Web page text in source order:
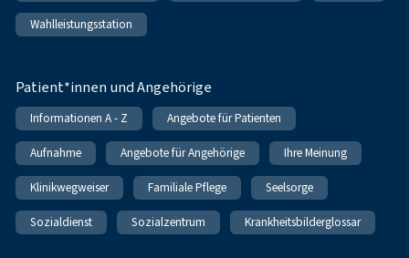
Wahlleistungsstation
Patient*innen und Angehörige
Informationen A - Z Angebote für Patienten
Aufnahme Angebote für Angehörige Ihre Meinung
Klinikwegweiser Familiale Pflege Seelsorge
Sozialdienst Sozialzentrum Krankheitsbilderglossar